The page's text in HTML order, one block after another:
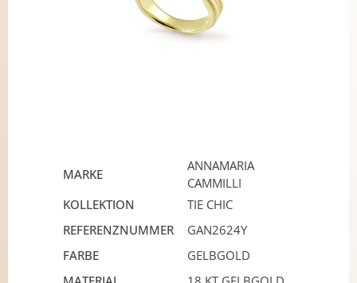
MARKE
ANNAMARIA
CAMMILLI
KOLLEKTION
TIE CHIC
REFERENZNUMMER
GAN2624Y
FARBE
GELBGOLD